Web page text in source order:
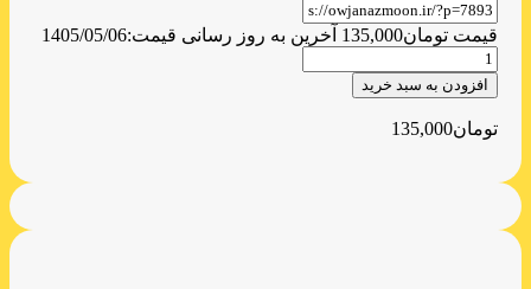
قیمت تومان135,000 آخرین به روز رسانی قیمت:1405/05/06
نوارچسب
اتوکلاو
عدد
افزودن به سبد خرید
تومان135,000